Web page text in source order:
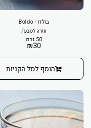
בולדו - Boldo
חזרה לטבע/
50 גרם
₪30
הוסף לסל הקניות